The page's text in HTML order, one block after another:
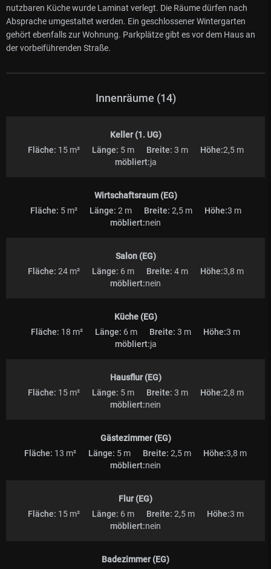
nutzbaren Küche wurde Laminat verlegt. Die Räume dürfen nach
Absprache umgestaltet werden. Ein geschlossener Wintergarten
gehört ebenfalls zur Wohnung. Parkplätze gibt es vor dem Haus an
der vorbeiführenden Straße.
Innenräume (14)
Keller (1. UG)
Fläche: 15 m² Länge: 5 m Breite: 3 m Höhe:2,5 m
möbliert:ja
Wirtschaftsraum (EG)
Fläche: 5 m² Länge: 2 m Breite: 2,5 m Höhe:3 m
möbliert:nein
Salon (EG)
Fläche: 24 m² Länge: 6 m Breite: 4 m Höhe:3,8 m
möbliert:nein
Küche (EG)
Fläche: 18 m² Länge: 6 m Breite: 3 m Höhe:3 m
möbliert:ja
Hausflur (EG)
Fläche: 15 m² Länge: 5 m Breite: 3 m Höhe:2,8 m
möbliert:nein
Gästezimmer (EG)
Fläche: 13 m² Länge: 5 m Breite: 2,5 m Höhe:3,8 m
möbliert:nein
Flur (EG)
Fläche: 15 m² Länge: 6 m Breite: 2,5 m Höhe:3 m
möbliert:nein
Badezimmer (EG)